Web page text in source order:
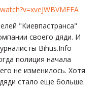
"Киевпастранса"
своего дяди. И
Bihus.Info
полиция начала
не изменилось. Хотя
стало еще больше.